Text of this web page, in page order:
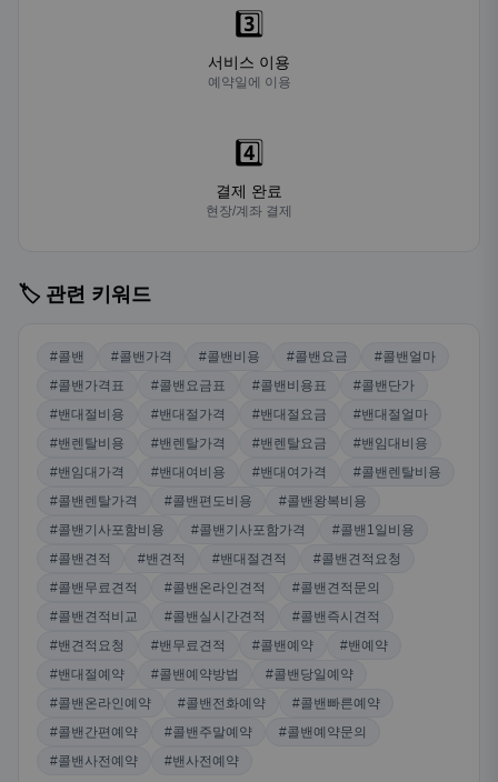
3️⃣
서비스 이용
예약일에 이용
4️⃣
결제 완료
현장/계좌 결제
🏷️ 관련 키워드
#콜밴 #콜밴가격 #콜밴비용 #콜밴요금
#콜밴얼마
#콜밴가격표
#콜밴요금표 #콜밴비용표
#콜밴단가
#밴대절비용
#밴대절가격 #밴대절요금
#밴대절얼마
#밴렌탈비용
#밴렌탈가격 #밴렌탈요금
#밴임대비용
#밴임대가격
#밴대여비용 #밴대여가격
#콜밴렌탈비용
#콜밴렌탈가격
#콜밴편도비용
#콜밴왕복비용
#콜밴기사포함비용
#콜밴기사포함가격
#콜밴1일비용
#콜밴견적
#밴견적 #밴대절견적
#콜밴견적요청
#콜밴무료견적
#콜밴온라인견적
#콜밴견적문의
#콜밴견적비교
#콜밴실시간견적
#콜밴즉시견적
#밴견적요청
#밴무료견적 #콜밴예약
#밴예약
#밴대절예약
#콜밴예약방법
#콜밴당일예약
#콜밴온라인예약
#콜밴전화예약
#콜밴빠른예약
#콜밴간편예약
#콜밴주말예약
#콜밴예약문의
#콜밴사전예약
#밴사전예약